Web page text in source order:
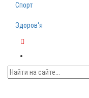
Спорт
Здоров‘я